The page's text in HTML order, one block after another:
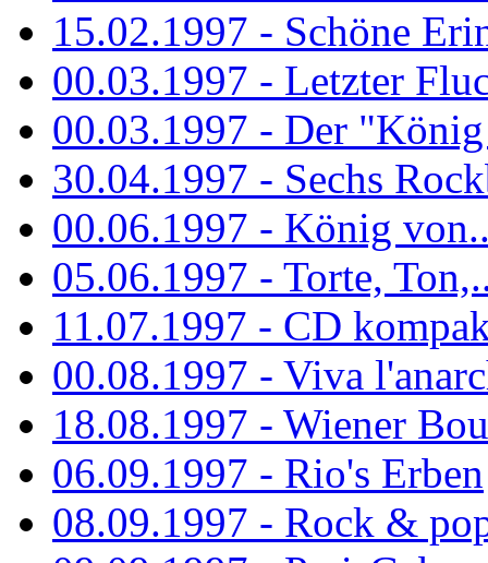
15.02.1997 - Schöne
00.03.1997 - Letzter
00.03.1997 - Der
30.04.1997 - Sechs
00.06.1997 - König
05.06.1997 - Torte,
11.07.1997 - CD
00.08.1997 - Viva
18.08.1997 - Wiener
06.09.1997 - Rio's Erben
08.09.1997 - Rock &